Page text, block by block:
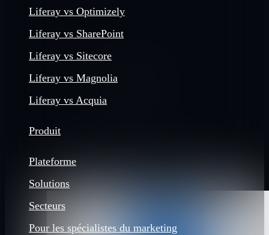
Liferay vs Optimizely
Liferay vs SharePoint
Liferay vs Sitecore
Liferay vs Magnolia
Liferay vs Acquia
Produit
Plateforme
Solutions
Secteurs
Pour les spécialistes du marketing